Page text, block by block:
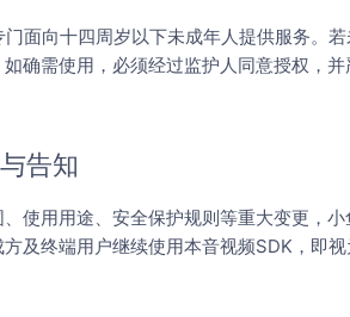
面向十四周岁以下未成年人提供服务。
确需使用，必须经过监护人同意授权，
告知
使用用途、安全保护规则等重大变更，
及终端用户继续使用本音视频SDK，即视